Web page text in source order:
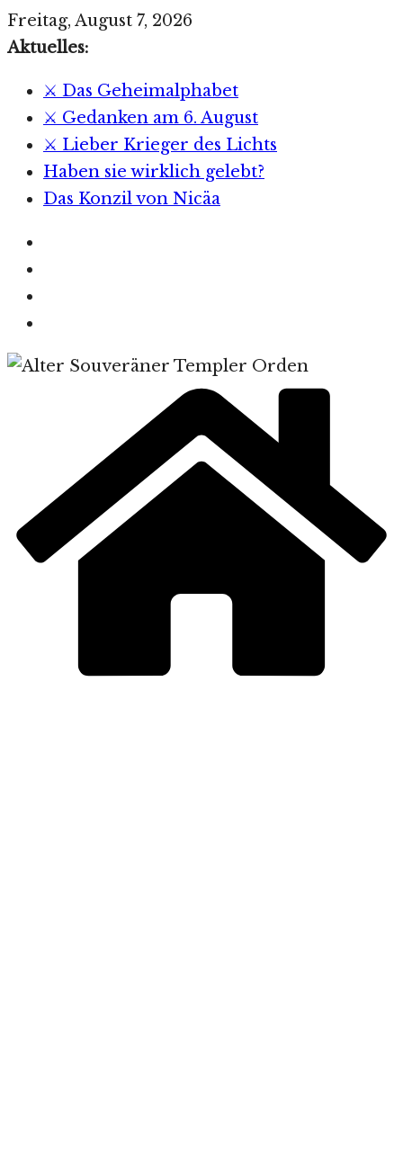
Zum
Inhalt
Freitag, August 7, 2026
Aktuelles:
⚔️ Das Geheimalphabet
⚔️ Gedanken am 6. August
⚔️ Lieber Krieger des Lichts
Haben sie wirklich gelebt?
Das Konzil von Nicäa